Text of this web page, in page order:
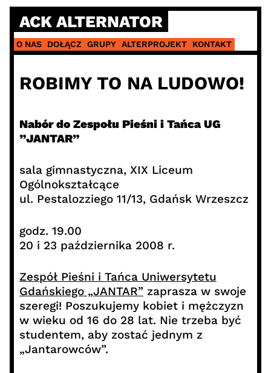
Skip
content
ACK ALTERNATOR
O NAS DOŁĄCZ GRUPY ALTERPROJEKT KONTAKT
ROBIMY TO NA LUDOWO!
Nabór do Zespołu Pieśni i Tańca UG
”JANTAR”
sala gimnastyczna, XIX Liceum
Ogólnokształcące
ul. Pestalozziego 11/13, Gdańsk Wrzeszcz
godz. 19.00
20 i 23 października 2008 r.
Zespół Pieśni i Tańca Uniwersytetu
Gdańskiego „JANTAR” zaprasza w swoje
szeregi! Poszukujemy kobiet i mężczyzn
w wieku od 16 do 28 lat. Nie trzeba być
studentem, aby zostać jednym z
„Jantarowców”.